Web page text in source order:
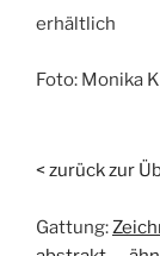
erhältlich
Foto: Monika
< zurück zur
Gattung: